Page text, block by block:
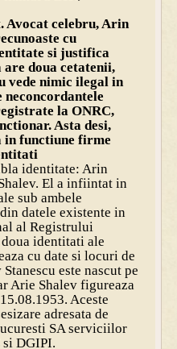
Avocat celebru, Arin
cu
si justifica
are doua cetatenii,
vede nimic ilegal in
la ONRC,
Asta desi,
in functiune firme
identitate: Arin
El a infiintat in
sub ambele
datele existente in
al Registrului
identitati ale
cu date si locuri de
este nascut pe
Arie Shalev figureaza
Aceste
adresata de
SA serviciilor
si DGIPI.